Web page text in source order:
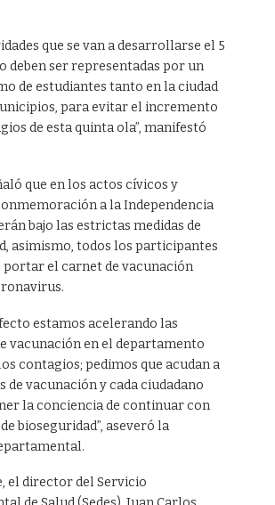
que se van a desarrollarse el 5
deben ser representadas por un
de estudiantes tanto en la ciudad
para evitar el incremento
de esta quinta ola”, manifestó
que en los actos cívicos y
a la Independencia
bajo las estrictas medidas de
asimismo, todos los participantes
portar el carnet de vacunación
estamos acelerando las
vacunación en el departamento
contagios; pedimos que acudan a
de vacunación y cada ciudadano
la conciencia de continuar con
bioseguridad”, aseveró la
el director del Servicio